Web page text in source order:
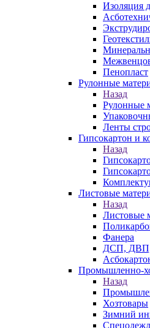
Изоляция
Пенопласт
Рулонные
Назад
Рулонные
Ленты
Гипсокартон и
Назад
Листовые
Назад
Листовые
Фанера
ДСП,
Промышленно-
Назад
Хозтовары
Зимний